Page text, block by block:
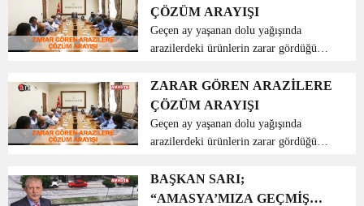
yağmurun sele dönü...
ÇÖZÜM ARAYIŞI
Geçen ay yaşanan dolu yağışında
arazilerdeki ürünlerin zarar gördüğü
muhtarları, Vali Dr. Osman Varol’u
ziyaret etti. 21 köyden gelen
muhtarlarımızla görüşen Vali Varo...
ZARAR GÖREN ARAZİLERE
ÇÖZÜM ARAYIŞI
Geçen ay yaşanan dolu yağışında
arazilerdeki ürünlerin zarar gördüğü
muhtarları, Vali Dr. Osman Varol’u
ziyaret etti. 21 köyden gelen
BAŞKAN SARI;
“AMASYA’MIZA GEÇMİŞ